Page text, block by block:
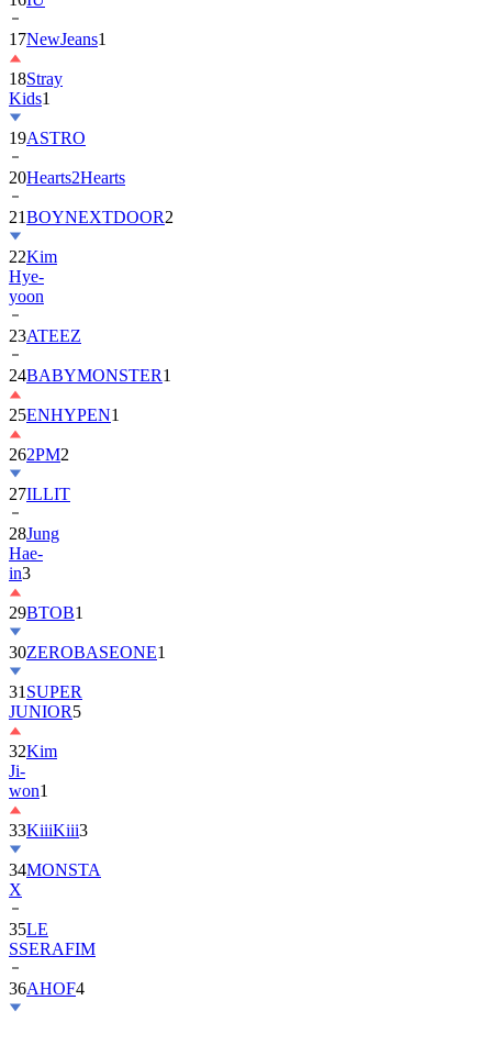
18Stray
Kids
19ASTRO
20Hearts2Hearts
21BOYNEXTDOOR
22Kim
Hye-
yoon
23ATEEZ
24BABYMONSTER
25ENHYPEN1
262PM2
27ILLIT
28Jung
Hae-
in3
29BTOB
30ZEROBASEONE
31SUPER
JUNIOR
32Kim
Ji-
won1
33KiiiKiii
34MONSTA
X
35
SSERAFIM
36AHOF4